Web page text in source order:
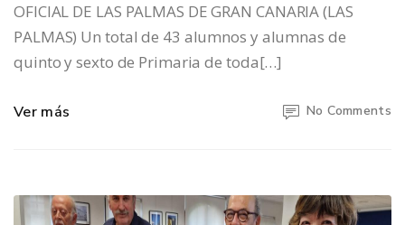
OFICIAL DE LAS PALMAS DE GRAN CANARIA (LAS
PALMAS) Un total de 43 alumnos y alumnas de
quinto y sexto de Primaria de toda[…]
Ver más No Comments